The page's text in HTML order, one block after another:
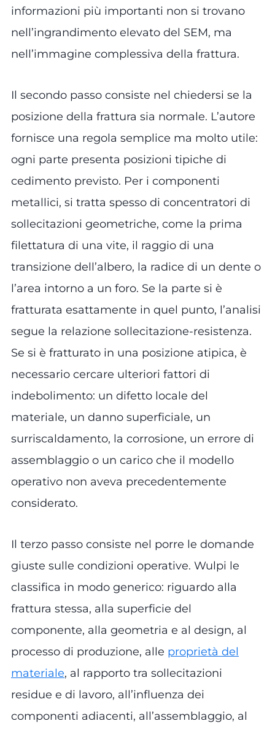
informazioni più importanti non si trovano
nell’ingrandimento elevato del SEM, ma
nell’immagine complessiva della frattura.
Il secondo passo consiste nel chiedersi se la
posizione della frattura sia normale. L’autore
fornisce una regola semplice ma molto utile:
ogni parte presenta posizioni tipiche di
cedimento previsto. Per i componenti
metallici, si tratta spesso di concentratori di
sollecitazioni geometriche, come la prima
filettatura di una vite, il raggio di una
transizione dell’albero, la radice di un dente o
l’area intorno a un foro. Se la parte si è
fratturata esattamente in quel punto, l’analisi
segue la relazione sollecitazione-resistenza.
Se si è fratturato in una posizione atipica, è
necessario cercare ulteriori fattori di
indebolimento: un difetto locale del
materiale, un danno superficiale, un
surriscaldamento, la corrosione, un errore di
assemblaggio o un carico che il modello
operativo non aveva precedentemente
considerato.
Il terzo passo consiste nel porre le domande
giuste sulle condizioni operative. Wulpi le
classifica in modo generico: riguardo alla
frattura stessa, alla superficie del
componente, alla geometria e al design, al
processo di produzione, alle proprietà del
materiale, al rapporto tra sollecitazioni
residue e di lavoro, all’influenza dei
componenti adiacenti, all’assemblaggio, al